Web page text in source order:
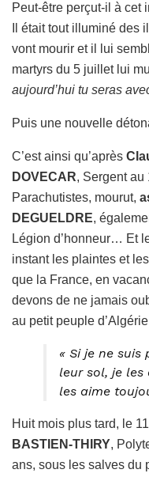
Peut-être perçut-il à cet
Il était tout illuminé des
vont mourir et il lui
martyrs du 5 juillet lui
aujourd’hui tu seras
Puis une nouvelle
C’est ainsi qu’après
DOVECAR, Sergent au
Parachutistes, mourut,
DEGUELDRE,
Légion d’honneur… Et
instant les plaintes et
que la France, en
devons de ne jamais
au petit peuple
« Si je ne suis
leur sol, je les
les aime
Huit mois plus tard, le
BASTIEN-THIRY,
ans, sous les salves du